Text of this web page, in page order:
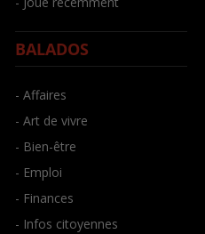
BALADOS
- Affaires
- Art de vivre
- Bien-être
- Emploi
- Finances
- Infos citoyennes